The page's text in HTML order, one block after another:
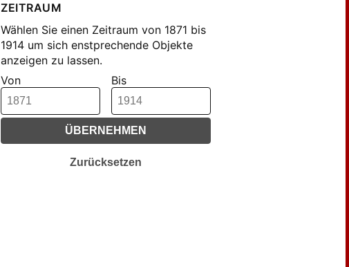
ZEITRAUM
Wählen Sie einen Zeitraum von 1871 bis
1914 um sich enstprechende Objekte
anzeigen zu lassen.
Von
Bis
ÜBERNEHMEN
Zurücksetzen